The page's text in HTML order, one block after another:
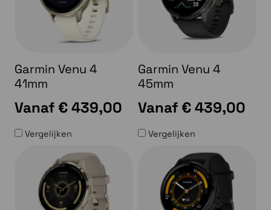
Garmin Venu 4
41mm
Vanaf € 439,00
Vergelijken
Garmin Venu 4
45mm
Vanaf € 439,00
Vergelijken